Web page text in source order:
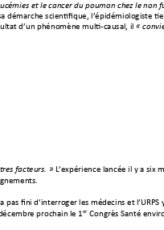
et le cancer du poumon chez le non
démarche scientifique, l’épidémiologiste
t d’un phénomène multi-causal, il «
res facteurs. » L’expérience lancée il y a six
ements.
pas fini d’interroger les médecins et l’URPS
prochain le 1 er Congrès Santé envir